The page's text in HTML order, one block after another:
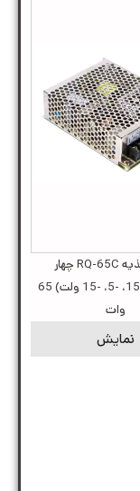
منبع تغذیه RQ-65C چهار
خروجی(5، 15، -5، -15 ولت) 65
وات
نمایش